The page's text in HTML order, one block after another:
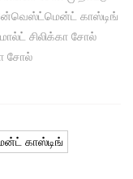
இன்வெஸ்ட்மென்ட் காஸ்டிங்
சிலிக்கா சோல்
சோல்
காஸ்டிங்